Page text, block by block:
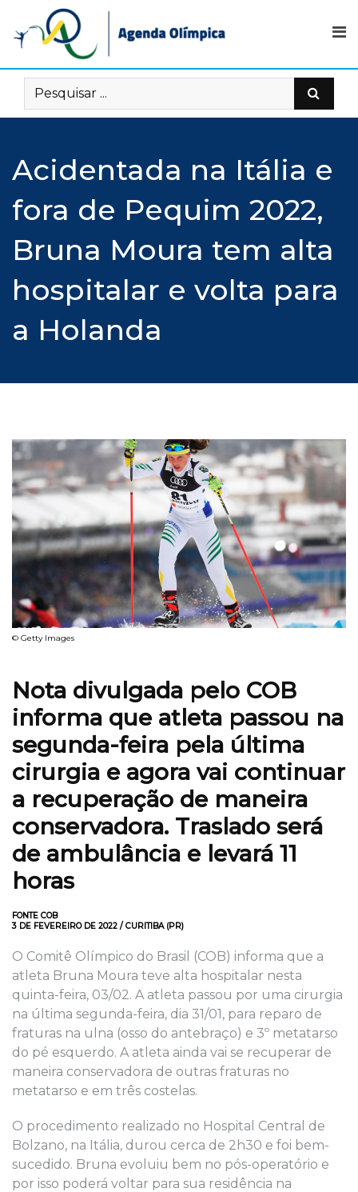
content
Acidentada na Itália e
fora de Pequim 2022,
Bruna Moura tem alta
hospitalar e volta para
a Holanda
© Getty Images
Nota divulgada pelo COB
informa que atleta passou na
segunda-feira pela última
cirurgia e agora vai continuar
a recuperação de maneira
conservadora. Traslado será
de ambulância e levará 11
horas
FONTE COB
3 DE FEVEREIRO DE 2022 / CURITIBA (PR)
O Comitê Olímpico do Brasil (COB) informa que a
atleta Bruna Moura teve alta hospitalar nesta
quinta-feira, 03/02. A atleta passou por uma cirurgia
na última segunda-feira, dia 31/01, para reparo de
fraturas na ulna (osso do antebraço) e 3º metatarso
do pé esquerdo. A atleta ainda vai se recuperar de
maneira conservadora de outras fraturas no
metatarso e em três costelas.
O procedimento realizado no Hospital Central de
Bolzano, na Itália, durou cerca de 2h30 e foi bem-
sucedido. Bruna evoluiu bem no pós-operatório e
por isso poderá voltar para sua residência na